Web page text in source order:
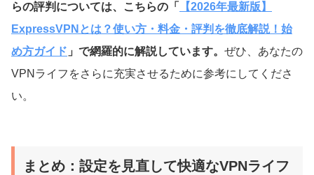
らの評判については、こちらの「
【2026年最新版】
ExpressVPNとは？使い方・料金・評判を徹底解説！始
め方ガイド 」で網羅的に解説しています。 ぜひ、あなたの
VPNライフをさらに充実させるために参考にしてくださ
い。
まとめ：設定を見直して快適なVPNライフ